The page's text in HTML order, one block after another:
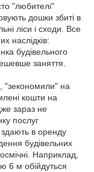
"любителі"
дошки збиті в
ліси і сходи. Все
наслідків:
будівельного
заняття.
"зекономили" на
кошти на
зараз не
послуг
здають в оренду
будівельних
Наприклад,
6 м обійдуться